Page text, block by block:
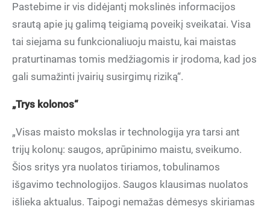
Pastebime ir vis didėjantį mokslinės informacijos
srautą apie jų galimą teigiamą poveikį sveikatai. Visa
tai siejama su funkcionaliuoju maistu, kai maistas
praturtinamas tomis medžiagomis ir įrodoma, kad jos
gali sumažinti įvairių susirgimų riziką“.
„Trys kolonos“
„Visas maisto mokslas ir technologija yra tarsi ant
trijų kolonų: saugos, aprūpinimo maistu, sveikumo.
Šios sritys yra nuolatos tiriamos, tobulinamos
išgavimo technologijos. Saugos klausimas nuolatos
išlieka aktualus. Taipogi nemažas dėmesys skiriamas